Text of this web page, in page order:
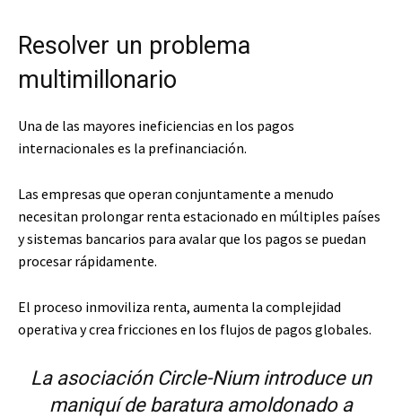
Resolver un problema
multimillonario
Una de las mayores ineficiencias en los pagos
internacionales es la prefinanciación.
Las empresas que operan conjuntamente a menudo
necesitan prolongar renta estacionado en múltiples países
y sistemas bancarios para avalar que los pagos se puedan
procesar rápidamente.
El proceso inmoviliza renta, aumenta la complejidad
operativa y crea fricciones en los flujos de pagos globales.
La asociación Circle-Nium introduce un
maniquí de baratura amoldonado a